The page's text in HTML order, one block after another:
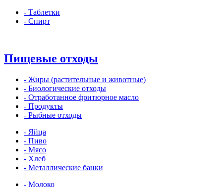
- Таблетки
- Спирт
Пищевые отходы
- Жиры (растительные и животные)
- Биологические отходы
- Отработанное фритюрное масло
- Продукты
- Рыбные отходы
- Яйца
- Пиво
- Мясо
- Хлеб
- Металлические банки
- Молоко